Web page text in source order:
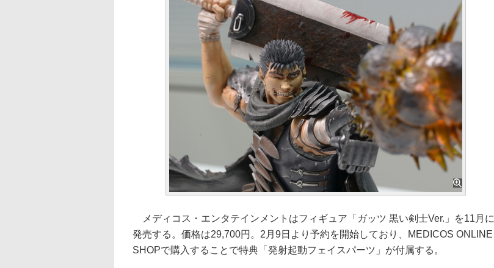
メディコス・エンタテインメントはフィギュア「ガッツ 黒い剣士Ver.」を11月に
発売する。価格は29,700円。2月9日より予約を開始しており、MEDICOS ONLINE
SHOPで購入することで特典「発射起動フェイスパーツ」が付属する。